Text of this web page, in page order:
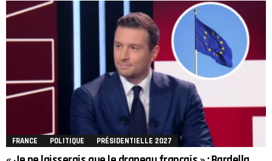
FRANCE POLITIQUE PRÉSIDENTIELLE 2027